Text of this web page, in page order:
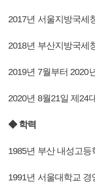
2017년 서울지방국세
2018년 부산지방국세
2019년 7월부터 2020
2020년 8월21일 제24
◆ 학력
1985년 부산 내성고
1991년 서울대학교